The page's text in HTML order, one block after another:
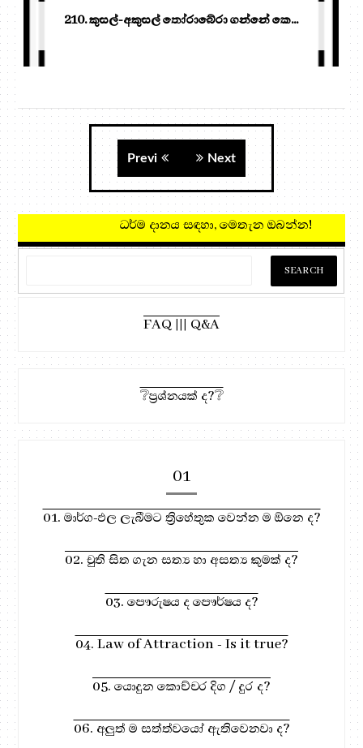
210. කුසල්-අකුසල් තෝරාබේරා ගන්නේ කෙ...
Next
Previ
ධර්ම දානය සඳහා, මෙතැන ඔබන්න!
FAQ ||| Q&A
❔ප්‍රශ්නයක් ද?❔
01
01. මාර්ග-ඵල ලැබීමට ත්‍රිහේතුක වෙන්න ම ඕනෙ ද?
02. චුති සිත ගැන සත්‍ය හා අසත්‍ය කුමක් ද?
03. පෞරුෂය ද පෞර්ෂය ද?
04. Law of Attraction - Is it true?
05. යොදුන කොච්චර දිග / දුර ද?
06. අලුත් ම සත්ත්වයෝ ඇතිවෙනවා ද?